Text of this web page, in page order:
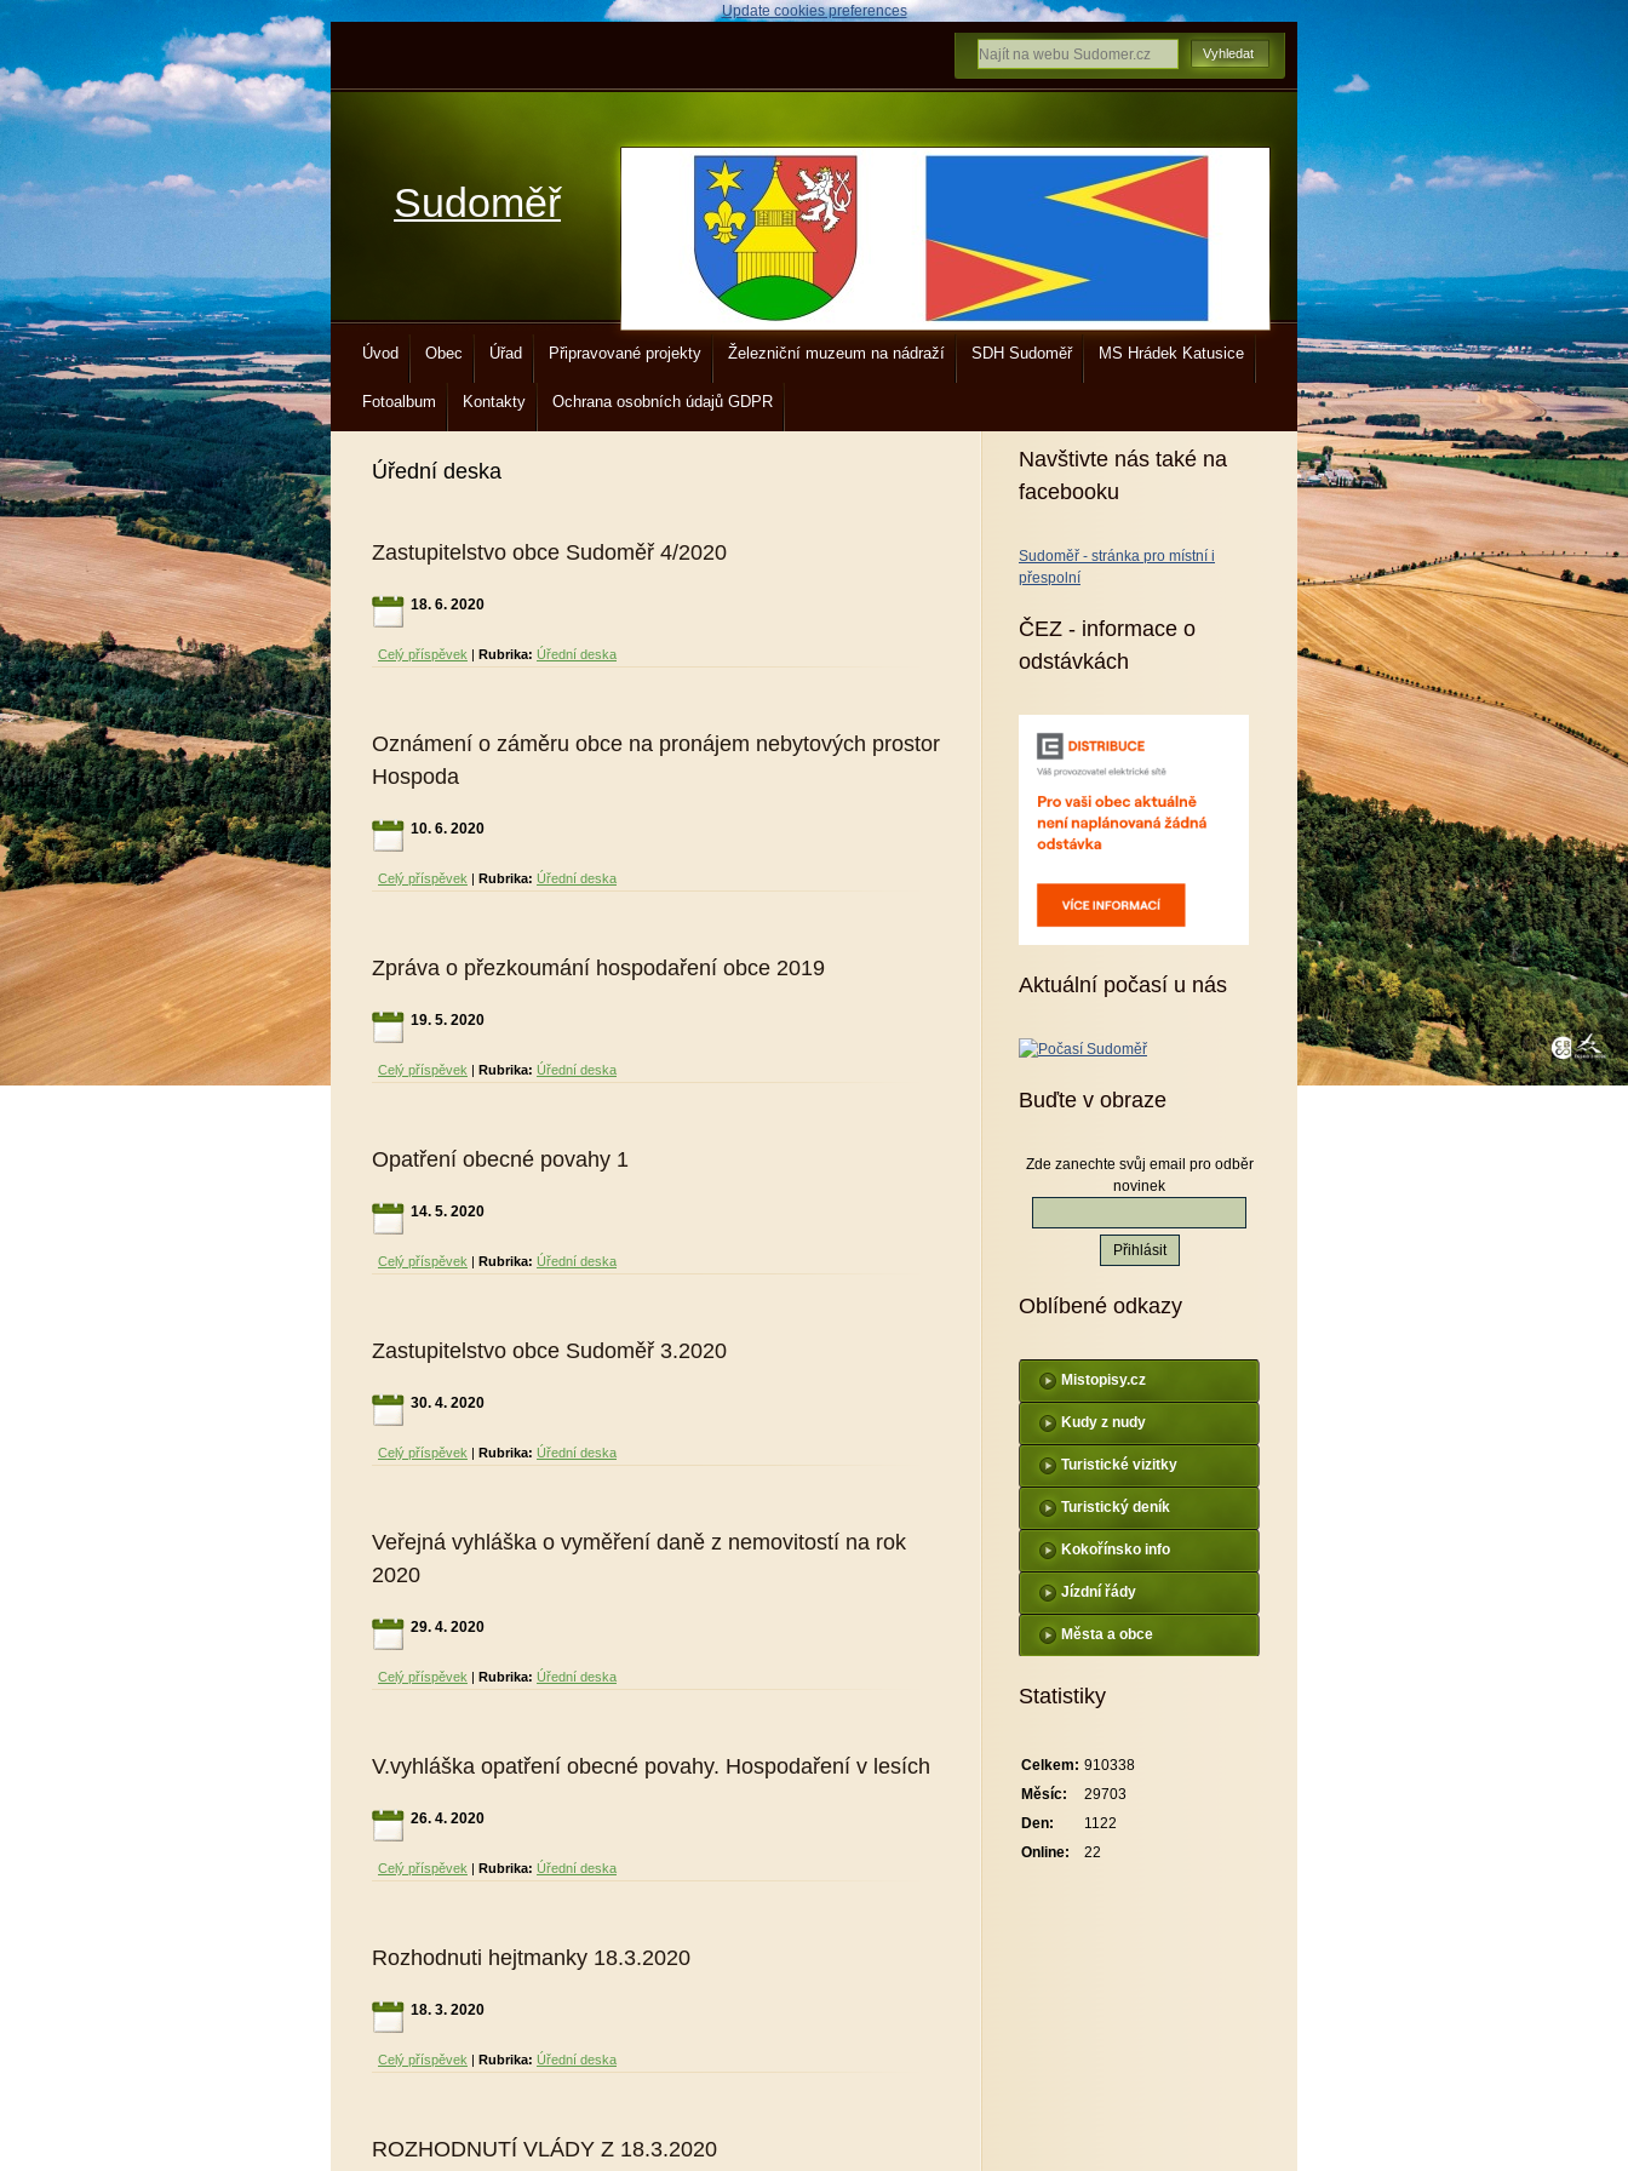
Update cookies preferences
Sudoměř
Úvod Obec Úřad Připravované projekty Železniční muzeum na nádraží SDH Sudoměř MS Hrádek Katusice
Fotoalbum Kontakty Ochrana osobních údajů GDPR
Úřední deska
Zastupitelstvo obce Sudoměř 4/2020
18. 6. 2020
Celý příspěvek | Rubrika: Úřední deska
Oznámení o záměru obce na pronájem nebytových prostor
Hospoda
10. 6. 2020
Celý příspěvek | Rubrika: Úřední deska
Zpráva o přezkoumání hospodaření obce 2019
19. 5. 2020
Celý příspěvek | Rubrika: Úřední deska
Opatření obecné povahy 1
14. 5. 2020
Celý příspěvek | Rubrika: Úřední deska
Zastupitelstvo obce Sudoměř 3.2020
30. 4. 2020
Celý příspěvek | Rubrika: Úřední deska
Veřejná vyhláška o vyměření daně z nemovitostí na rok
2020
29. 4. 2020
Celý příspěvek | Rubrika: Úřední deska
V.vyhláška opatření obecné povahy. Hospodaření v lesích
26. 4. 2020
Celý příspěvek | Rubrika: Úřední deska
Rozhodnuti hejtmanky 18.3.2020
18. 3. 2020
Celý příspěvek | Rubrika: Úřední deska
ROZHODNUTÍ VLÁDY Z 18.3.2020
Navštivte nás také na
facebooku
Sudoměř - stránka pro místní i
přespolní
ČEZ - informace o
odstávkách
Aktuální počasí u nás
Buďte v obraze
Zde zanechte svůj email pro odběr
novinek
Oblíbené odkazy
Mistopisy.cz
Kudy z nudy
Turistické vizitky
Turistický deník
Kokořínsko info
Jízdní řády
Města a obce
Statistiky
Online: 22
Celkem: 910338
Měsíc:
29703
Den:
1122